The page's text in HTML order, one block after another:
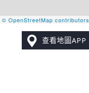
© OpenStreetMap contributors
查看地圖APP